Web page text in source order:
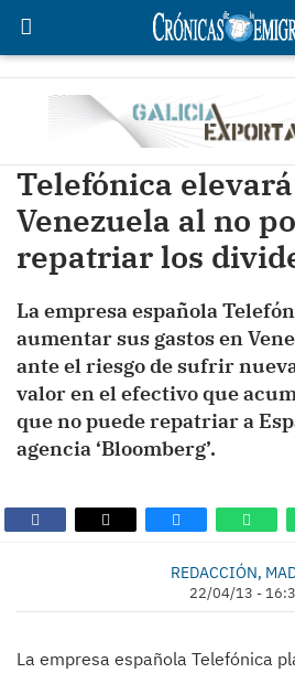
Telefónica
Venezuela al no
repatriar los
La empresa española
aumentar sus gastos en
ante el riesgo de sufrir
valor en el efectivo que
que no puede repatriar a
agencia ‘Bloomberg’.
REDACCIÓN,
22/04/13 -
La empresa española Telefónica